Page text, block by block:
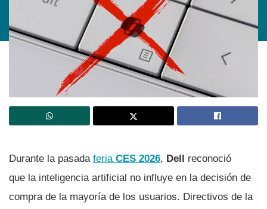
Durante la pasada feria CES 2026, Dell reconoció
que la inteligencia artificial no influye en la decisión de
compra de la mayoría de los usuarios. Directivos de la